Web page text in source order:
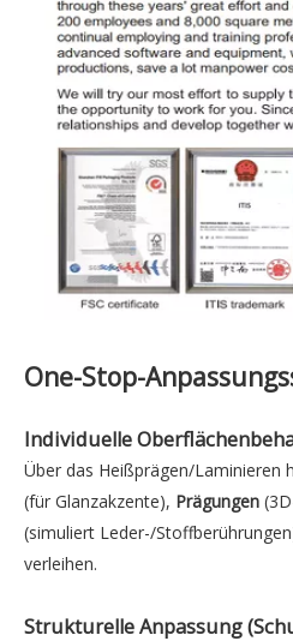
One-Stop-
Individuelle
Über das Heißprägen/Laminieren
(für Glanzakzente), Prägungen
(simuliert Leder-/
verleihen.
Strukturelle Anpassung